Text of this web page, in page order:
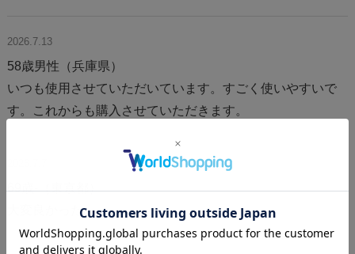
2026.7.13
58歳男性（兵庫県）
いつも使用させていただいています。すごく使いやすいで
す。これからも購入させていただきます。
69歳-（東京都）
大変良かった。